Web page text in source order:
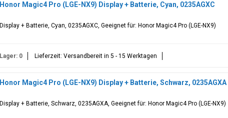
Honor Magic4 Pro (LGE-NX9) Display + Batterie, Cyan, 0235AGXC
Display + Batterie, Cyan, 0235AGXC, Geeignet für: Honor Magic4 Pro (LGE-NX9)
Lager: 0 Lieferzeit: Versandbereit in 5 - 15 Werktagen
Honor Magic4 Pro (LGE-NX9) Display + Batterie, Schwarz, 0235AGXA
Display + Batterie, Schwarz, 0235AGXA, Geeignet für: Honor Magic4 Pro (LGE-NX9)